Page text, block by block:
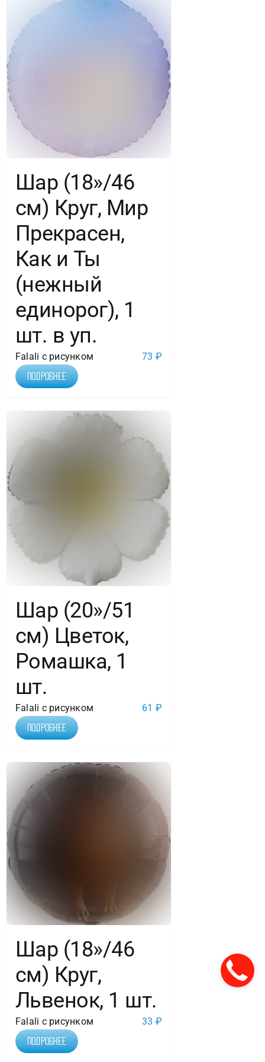
Шар (18»/46
см) Круг, Мир
Прекрасен,
Как и Ты
(нежный
единорог), 1
шт. в уп.
Falali с рисунком 73 ₽
Подробнее
Шар (20»/51
см) Цветок,
Ромашка, 1
шт.
Falali с рисунком 61 ₽
Подробнее
Шар (18»/46
см) Круг,
Львенок, 1 шт.
Falali с рисунком 33 ₽
Подробнее